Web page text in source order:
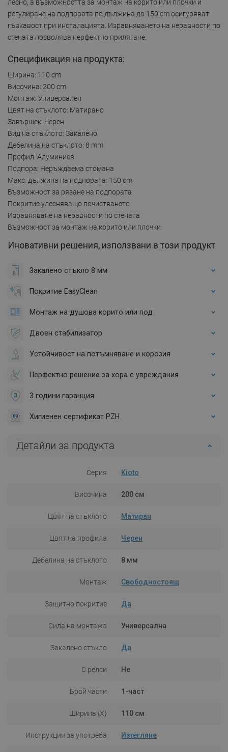
лесно, а възможността за монтаж на корито или плочки и
регулиране на подпората по дължина до 150 cm осигуряват
гъвкавост при инсталацията. Изравняването на неравности по
стената позволява перфектно прилягане.
Спецификация на продукта:
Ширина: 110 cm
Височина: 200 cm
Монтаж: Универсален
Цвят на стъклото: Матирано
Завършек: Черен
Вид на стъклото: Закалено
Дебелина на стъклото: 8 mm
Профил: Алуминиев
Подпора: Неръждаема стомана
Макс. дължина на подпората: 150 cm
Възможност за рязане на подпората
Покритие улесняващо почистването
Изравняване на неравности по стената
Възможност за монтаж на корито или плочки
Иновативни решения, използвани в този продукт
Закалено стъкло 8 мм
Покритие EasyClean
Монтаж на душова корито или под
Двоен стабилизатор
Устойчивост на потъмняване и корозия
Перфектно решение за хора с увреждания
3 години гаранция
Хигиенен сертификат PZH
Детайли за продукта
Серия Kioto
Височина 200 см
Цвят на стъклото Матиран
Цвят на профила Черен
Дебелина на стъклото 8 мм
Монтаж Свободностоящ
Защитно покритие Да
Сила на монтажа Универсална
Закалено стъкло Да
С релси Не
Брой части 1-част
Ширина (X) 110 см
Инструкция за употреба Изтегляне